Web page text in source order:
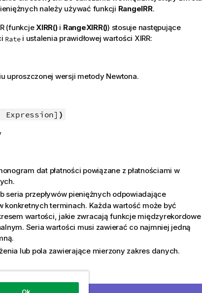
należy używać funkcji RangeIRR.
(funkcjeXIRR()i RangeXIRR()) stosuje następujące
Ratei ustalenia prawidłowej wartości XIRR:
uproszczonej wersji metody Newtona.
)
dat płatności powiązane z płatnościami w
seria przepływów pieniężnych odpowiadające
konkretnych terminach. Każda wartość może być
wartości, jakie zwracają funkcje międzyrekordowe
Seria wartości musi zawierać co najmniej jedną
lub pola zawierające mierzony zakres danych.
i wartości brakujące są pomijane.